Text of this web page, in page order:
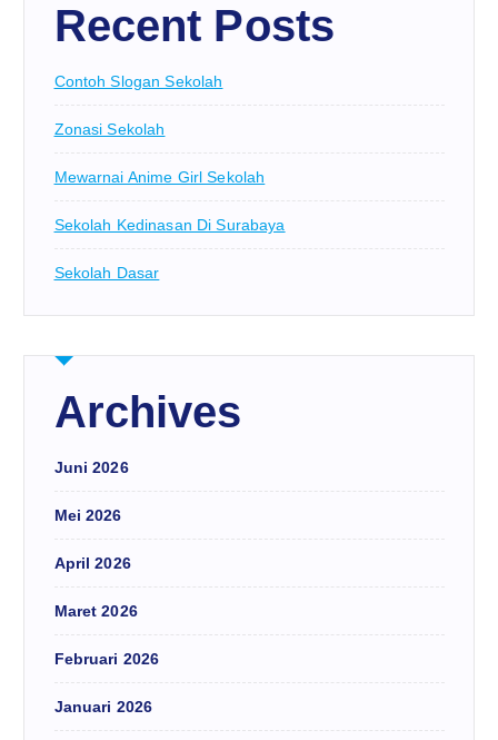
Recent Posts
Contoh Slogan Sekolah
Zonasi Sekolah
Mewarnai Anime Girl Sekolah
Sekolah Kedinasan Di Surabaya
Sekolah Dasar
Archives
Juni 2026
Mei 2026
April 2026
Maret 2026
Februari 2026
Januari 2026